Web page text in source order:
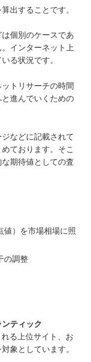
出することです。
個別のケースであ
インターネット上
る状況です。
トリサーチの時間
進んでいくための
などに記載されて
ております。そこ
期待値としての査
値）を市場相場に照
の調整
ンティック
れる上位サイト、お
象としています。